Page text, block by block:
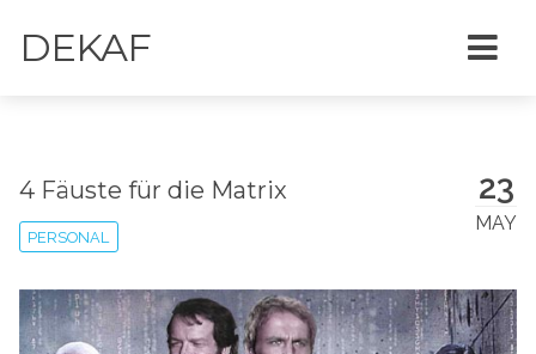
DEKAF
23
MAY
4 Fäuste für die Matrix
PERSONAL